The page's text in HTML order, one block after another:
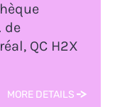
de
QC H2X
MORE DETAILS